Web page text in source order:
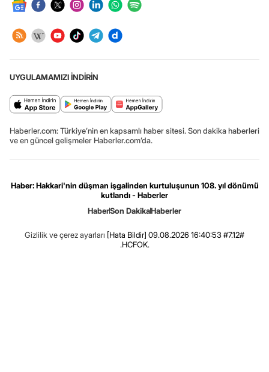
UYGULAMAMIZI İNDİRİN
Haberler.com: Türkiye’nin en kapsamlı haber sitesi. Son dakika haberleri
ve en güncel gelişmeler Haberler.com’da.
Haber: Hakkari'nin düşman işgalinden kurtuluşunun 108. yıl dönümü
kutlandı - Haberler
HaberSon DakikaHaberler
Gizlilik ve çerez ayarları [Hata Bildir] 09.08.2026 16:40:53 #7.12#
.HCFOK.